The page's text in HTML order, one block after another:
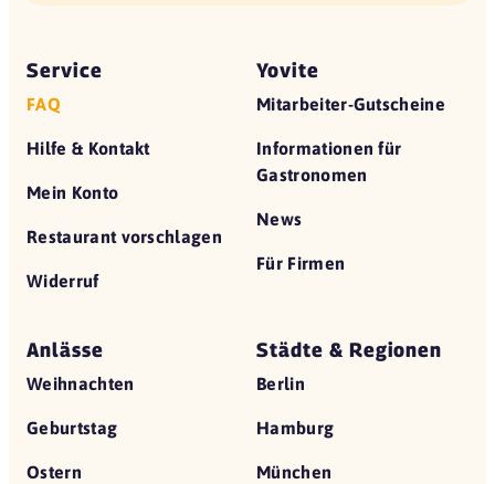
Service
FAQ
Hilfe & Kontakt
Mein Konto
Restaurant vorschlagen
Widerruf
Yovite
Mitarbeiter-Gutscheine
Informationen für
Gastronomen
News
Für Firmen
Anlässe
Weihnachten
Geburtstag
Ostern
Städte & Regionen
Berlin
Hamburg
München